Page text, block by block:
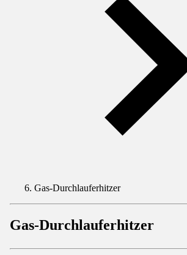
Gas-Durchlauferhitzer
Gas-Durchlauferhitzer